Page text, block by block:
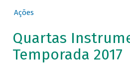
Ações
Quartas
Temporada 2017